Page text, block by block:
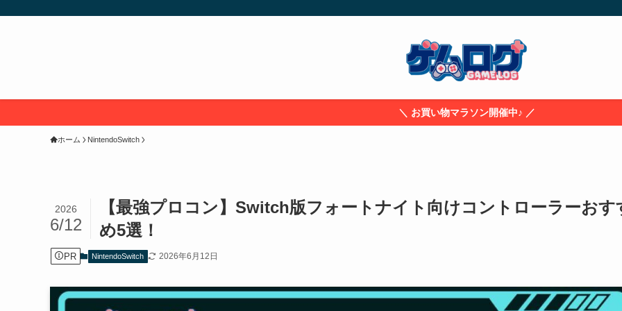
＼ お買い物マラソン開催中♪ ／
ホーム NintendoSwitch
【最強プロコン】Switch版フォートナイト向けコントローラーおす
め5選！
2026
6/12
PR NintendoSwitch 2026年6月12日